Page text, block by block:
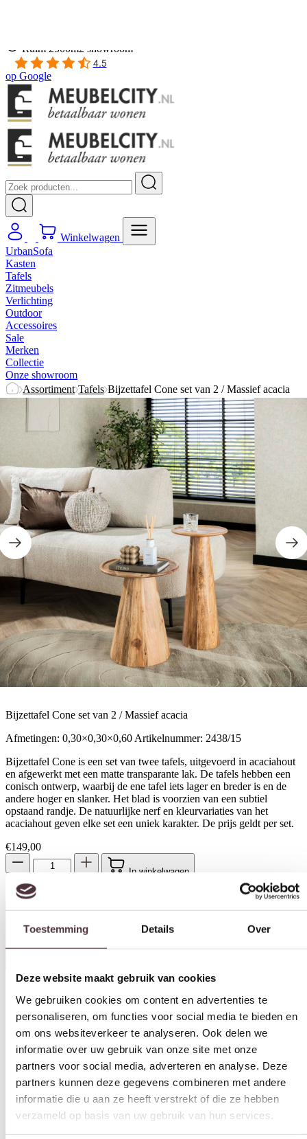
Deze website maakt gebruik van cookies
We gebruiken cookies om content en advertenties te
om ons websiteverkeer te analyseren. Ook delen we
informatie over uw gebruik van onze site met onze
partners voor social media, adverteren en analyse. Deze
partners kunnen deze gegevens combineren met andere
informatie die u aan ze heeft verstrekt of die ze hebben
verzameld op basis van uw gebruik van hun services.
Toestemmingsselectie
Noodzakelijk
Ruim 2500m2 showroom
4.5
op Google
Winkelwagen
UrbanSofa
Kasten
Tafels
Zitmeubels
Verlichting
Outdoor
Accessoires
Sale
Merken
Collectie
Onze showroom
Assortiment Tafels Bijzettafel Cone set van 2 / Massief acacia
Bijzettafel Cone set van 2 / Massief acacia
Afmetingen: 0,30×0,30×0,60 Artikelnummer: 2438/15
Bijzettafel Cone is een set van twee tafels, uitgevoerd in acaciahout
en afgewerkt met een matte transparante lak. De tafels hebben een
conisch ontwerp, waarbij de ene tafel iets lager en breder is en de
andere hoger en slanker. Het blad is voorzien van een subtiel
opstaand randje. De natuurlijke nerf en kleurvariaties van het
acaciahout geven elke set een uniek karakter. De prijs geldt per set.
€149,00
In winkelwagen
Specificaties
Categorie
Bijzettafels
Merk
Gratisthuis bezorgd boven de €100,-
2 jaar CBWgarantie op meubelen
Ruim2500m2 showroom